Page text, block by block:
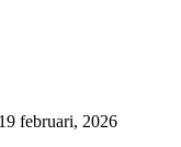
19 februari, 2026